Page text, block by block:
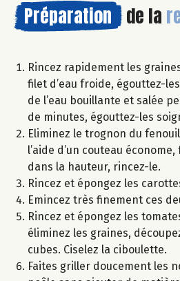
Préparation de la
Rincez rapidement les
filet d’eau froide, égouttez-
de l’eau bouillante et salée
de minutes, égouttez-les
Eliminez le trognon du
l’aide d’un couteau
dans la hauteur, rincez-le.
Rincez et épongez les
Emincez très finement ces
Rincez et épongez les
éliminez les graines,
cubes. Ciselez la ciboulette.
Faites griller doucement les